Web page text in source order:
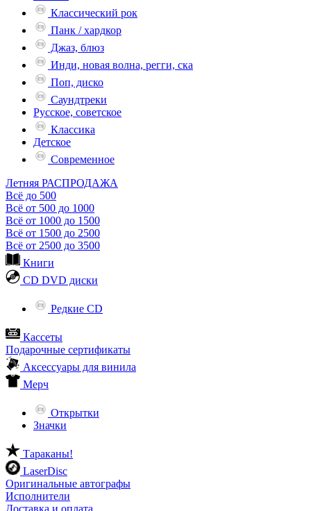
Классический рок
Панк / хардкор
Джаз, блюз
Инди, новая волна, регги, ска
Поп, диско
Саундтреки
Русское, советское
Классика
Детское
Современное
Летняя РАСПРОДАЖА
Всё до 500
Всё от 500 до 1000
Всё от 1000 до 1500
Всё от 1500 до 2500
Всё от 2500 до 3500
Книги
CD DVD диски
Редкие CD
Кассеты
Подарочные сертификаты
Аксессуары для винила
Мерч
Открытки
Значки
Тараканы!
LaserDisc
Оригинальные автографы
Исполнители
Доставка и оплата